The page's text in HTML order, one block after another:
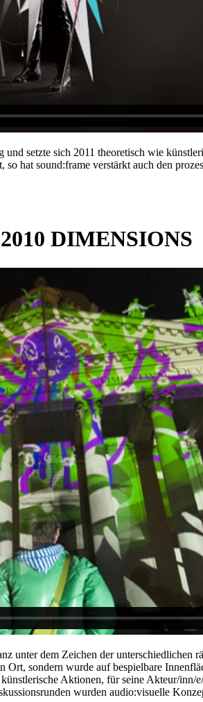
setzte sich 2011 theoretisch wie
hat sound:frame verstärkt auch den
DIMENSIONS
unter dem Zeichen der
sondern wurde auf bespielbare
Aktionen, für seine Akteur/
wurden audio:visuelle